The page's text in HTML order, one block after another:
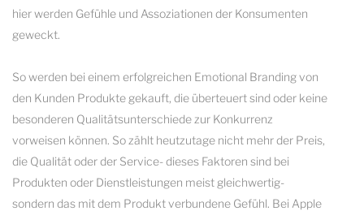
hier werden Gefühle und Assoziationen der Konsumenten
geweckt.
So werden bei einem erfolgreichen Emotional Branding von
den Kunden Produkte gekauft, die überteuert sind oder keine
besonderen Qualitätsunterschiede zur Konkurrenz
vorweisen können. So zählt heutzutage nicht mehr der Preis,
die Qualität oder der Service- dieses Faktoren sind bei
Produkten oder Dienstleistungen meist gleichwertig-
sondern das mit dem Produkt verbundene Gefühl. Bei Apple